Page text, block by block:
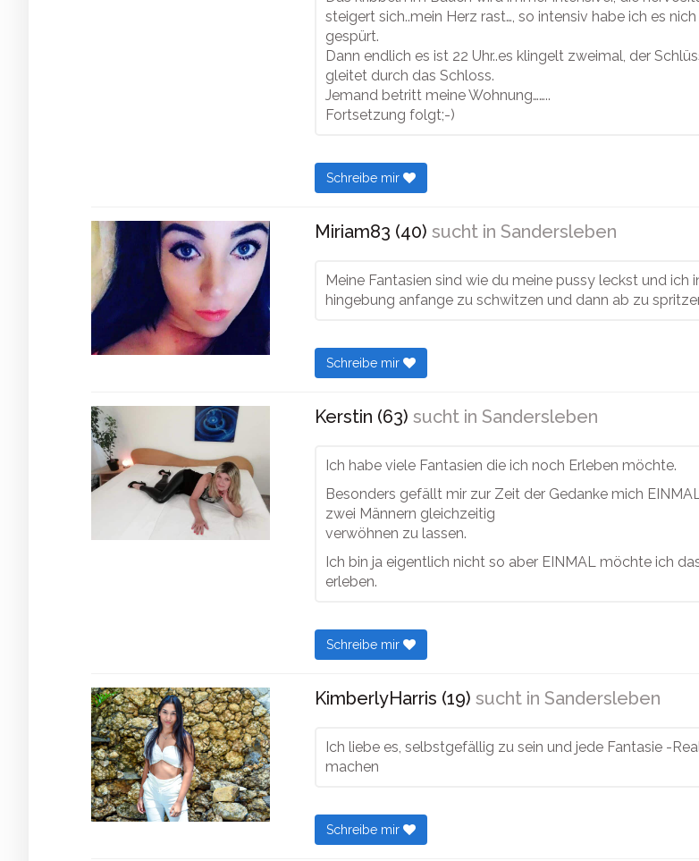
steigert sich..mein Herz rast…, so intensiv habe ich es nich
gespürt.
Dann endlich es ist 22 Uhr..es klingelt zweimal, der
gleitet durch das Schloss.
Jemand betritt meine Wohnung……..
Fortsetzung folgt;-)
Schreibe mir
Miriam83 (40) sucht in Sandersleben
Meine Fantasien sind wie du meine pussy leckst und ich
hingebung anfange zu schwitzen und dann ab zu
Schreibe mir
Kerstin (63) sucht in Sandersleben
Ich habe viele Fantasien die ich noch Erleben möchte.
Besonders gefällt mir zur Zeit der Gedanke mich
zwei Männern gleichzeitig
verwöhnen zu lassen.
Ich bin ja eigentlich nicht so aber EINMAL möchte ich
erleben.
Schreibe mir
KimberlyHarris (19) sucht in Sandersleben
Ich liebe es, selbstgefällig zu sein und jede Fantasie -
machen
Schreibe mir